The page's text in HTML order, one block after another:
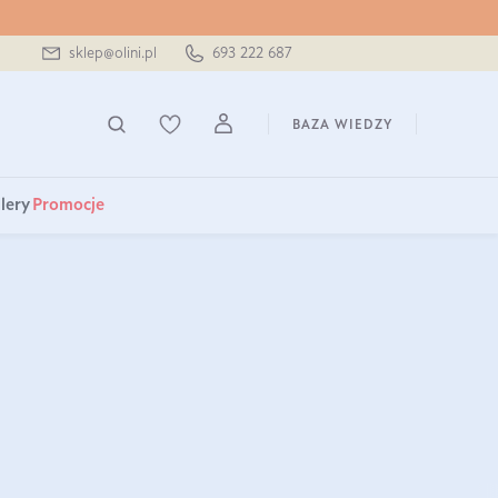
sklep@olini.pl 693 222 687
BAZA WIEDZY
Promocje